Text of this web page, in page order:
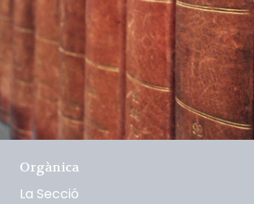
Orgànica
La Secció